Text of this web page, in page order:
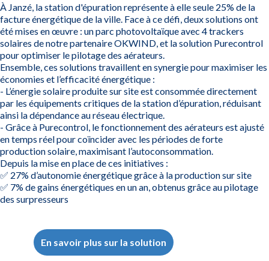
À Janzé, la station d'épuration représente à elle seule 25% de la
facture énergétique de la ville. Face à ce défi, deux solutions ont
été mises en œuvre : un parc photovoltaïque avec 4 trackers
solaires de notre partenaire OKWIND, et la solution Purecontrol
pour optimiser le pilotage des aérateurs.
Ensemble, ces solutions travaillent en synergie pour maximiser les
économies et l’efficacité énergétique :
- L’énergie solaire produite sur site est consommée directement
par les équipements critiques de la station d’épuration, réduisant
ainsi la dépendance au réseau électrique.
- Grâce à Purecontrol, le fonctionnement des aérateurs est ajusté
en temps réel pour coïncider avec les périodes de forte
production solaire, maximisant l’autoconsommation.
Depuis la mise en place de ces initiatives :
✅ 27% d’autonomie énergétique grâce à la production sur site
✅ 7% de gains énergétiques en un an, obtenus grâce au pilotage
des surpresseurs
En savoir plus sur la solution